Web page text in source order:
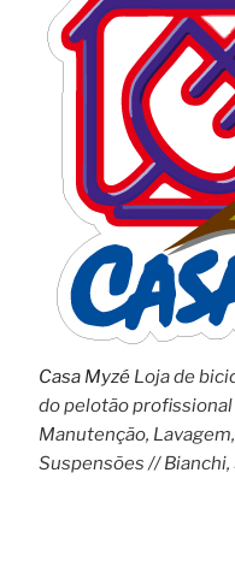
Casa MyzéLoja de
do pelotão
Manutenção,
Suspensões //